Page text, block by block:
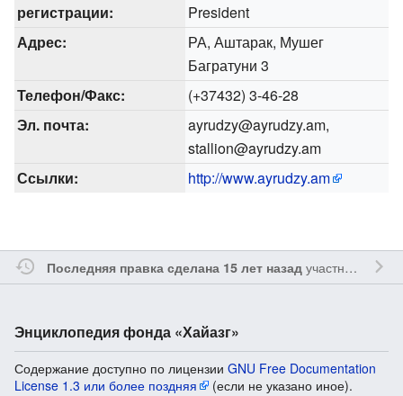
регистрации:
President
Адрес:
РА, Аштарак, Мушег
Багратуни 3
Телефон/Факс:
(+37432) 3-46-28
Эл. почта:
ayrudzy@ayrudzy.am,
stallion@ayrudzy.am
Ссылки:
http://www.ayrudzy.am
Последняя правка сделана 15 лет назадучастником
Энциклопедия фонда «Хайазг»
Содержание доступно по лицензии GNU Free Documentation
License 1.3 или более поздняя
(если не указано иное).